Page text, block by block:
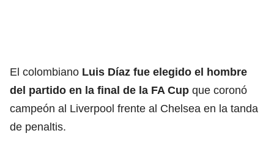
El colombiano Luis Díaz fue elegido el hombre
del partido en la final de la FA Cup que coronó
campeón al Liverpool frente al Chelsea en la tanda
de penaltis.